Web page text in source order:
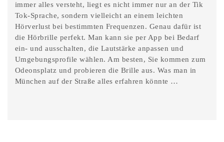
immer alles versteht, liegt es nicht immer nur an der Tik
Tok-Sprache, sondern vielleicht an einem leichten
Hörverlust bei bestimmten Frequenzen. Genau dafür ist
die Hörbrille perfekt. Man kann sie per App bei Bedarf
ein- und ausschalten, die Lautstärke anpassen und
Umgebungsprofile wählen. Am besten, Sie kommen zum
Odeonsplatz und probieren die Brille aus. Was man in
München auf der Straße alles erfahren könnte …